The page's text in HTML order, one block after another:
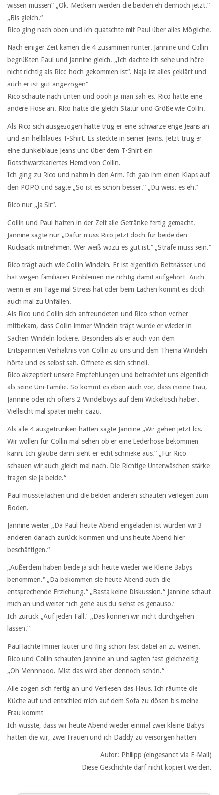
wissen müssen“ „Ok. Meckern werden die beiden eh dennoch jetzt.“
„Bis gleich.“
Rico ging nach oben und ich quatschte mit Paul über alles Mögliche.
Nach einiger Zeit kamen die 4 zusammen runter. Jannine und Collin
begrüßten Paul und Jannine gleich. „Ich dachte ich sehe und höre
nicht richtig als Rico hoch gekommen ist“. Naja ist alles geklärt und
auch er ist gut angezogen“.
Rico schaute nach unten und oooh ja man sah es. Rico hatte eine
andere Hose an. Rico hatte die gleich Statur und Größe wie Collin.
Als Rico sich ausgezogen hatte trug er eine schwarze enge Jeans an
und ein hellblaues T-Shirt. Es steckte in seiner Jeans. Jetzt trug er
eine dunkelblaue Jeans und über dem T-Shirt ein
Rotschwarzkariertes Hemd von Collin.
Ich ging zu Rico und nahm in den Arm. Ich gab ihm einen Klaps auf
den POPO und sagte „So ist es schon besser.“ „Du weist es eh.“
Rico nur „Ja Sir“.
Collin und Paul hatten in der Zeit alle Getränke fertig gemacht.
Jannine sagte nur „Dafür muss Rico jetzt doch für beide den
Rucksack mitnehmen. Wer weiß wozu es gut ist.“ „Strafe muss sein.“
Rico trägt auch wie Collin Windeln. Er ist eigentlich Bettnässer und
hat wegen familiären Problemen nie richtig damit aufgehört. Auch
wenn er am Tage mal Stress hat oder beim Lachen kommt es doch
auch mal zu Unfällen.
Als Rico und Collin sich anfreundeten und Rico schon vorher
mitbekam, dass Collin immer Windeln trägt wurde er wieder in
Sachen Windeln lockere. Besonders als er auch von dem
Entspannten Verhältnis von Collin zu uns und dem Thema Windeln
hörte und es selbst sah. Öffnete es sich schnell.
Rico akzeptiert unsere Empfehlungen und betrachtet uns eigentlich
als seine Uni-Familie. So kommt es eben auch vor, dass meine Frau,
Jannine oder ich öfters 2 Windelboys auf dem Wickeltisch haben.
Vielleicht mal später mehr dazu.
Als alle 4 ausgetrunken hatten sagte Jannine „Wir gehen jetzt los.
Wir wollen für Collin mal sehen ob er eine Lederhose bekommen
kann. Ich glaube darin sieht er echt schnieke aus.“ „Für Rico
schauen wir auch gleich mal nach. Die Richtige Unterwäschen stärke
tragen sie ja beide.“
Paul musste lachen und die beiden anderen schauten verlegen zum
Boden.
Jannine weiter „Da Paul heute Abend eingeladen ist würden wir 3
anderen danach zurück kommen und uns heute Abend hier
beschäftigen.“
„Außerdem haben beide ja sich heute wieder wie Kleine Babys
benommen.“ „Da bekommen sie heute Abend auch die
entsprechende Erziehung.“ „Basta keine Diskussion.“ Jannine schaut
mich an und weiter “Ich gehe aus du siehst es genauso.“
Ich zurück „Auf jeden Fall.“ „Das können wir nicht durchgehen
lassen.“
Paul lachte immer lauter und fing schon fast dabei an zu weinen.
Rico und Collin schauten Jannine an und sagten fast gleichzeitig
„Oh Mennnooo. Mist das wird aber dennoch schön.“
Alle zogen sich fertig an und Verliesen das Haus. Ich räumte die
Küche auf und entschied mich auf dem Sofa zu dösen bis meine
Frau kommt.
Ich wusste, dass wir heute Abend wieder einmal zwei kleine Babys
hatten die wir, zwei Frauen und ich Daddy zu versorgen hatten.
Autor: Philipp (eingesandt via E-Mail)
Diese Geschichte darf nicht kopiert werden.